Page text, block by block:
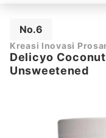
No.6
Kreasi Inovasi
Delicyo
Unsweetened